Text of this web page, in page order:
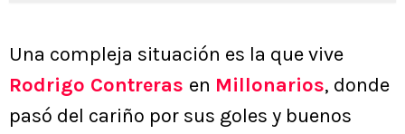
Una compleja situación es la que vive
Rodrigo Contreras en Millonarios, donde
pasó del cariño por sus goles y buenos